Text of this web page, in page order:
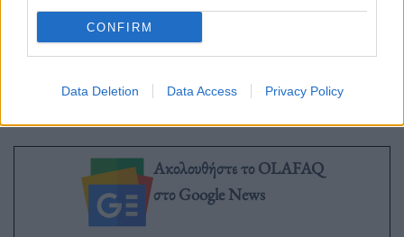
CONFIRM
Data Deletion Data Access Privacy Policy
Ακολουθήστε το OLAFAQ
στο Google News